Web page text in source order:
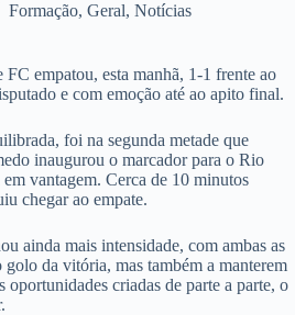
Formação, Geral, Notícias
empatou, esta manhã, 1-1 frente ao
e com emoção até ao apito final.
foi na segunda metade que
inaugurou o marcador para o Rio
vantagem. Cerca de 10 minutos
chegar ao empate.
ainda mais intensidade, com ambas as
golo da vitória, mas também a manterem
oportunidades criadas de parte a parte, o